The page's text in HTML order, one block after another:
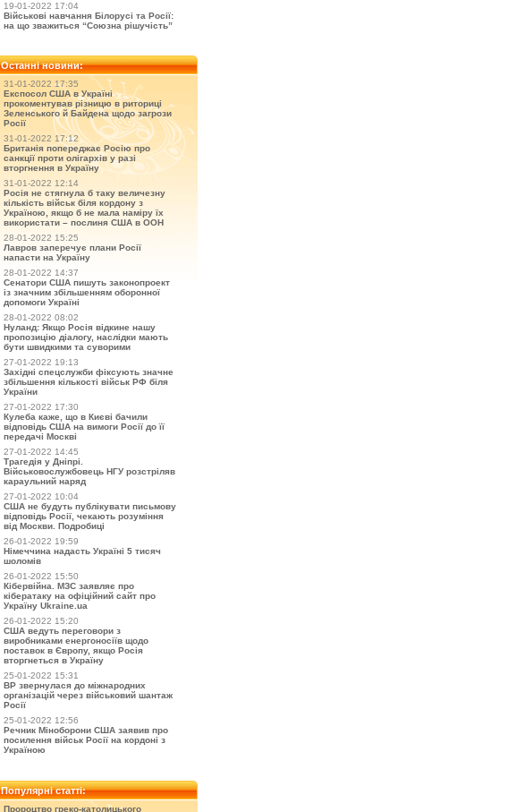
19-01-2022 17:04
Військові навчання Білорусі та Росії:
на що зважиться “Союзна рішучість”
Останні новини:
31-01-2022 17:35
Експосол США в Україні
прокоментував різницю в риториці
Зеленського й Байдена щодо загрози
Росії
31-01-2022 17:12
Британія попереджає Росію про
санкції проти олігархів у разі
вторгнення в Україну
31-01-2022 12:14
Росія не стягнула б таку величезну
кількість військ біля кордону з
Україною, якщо б не мала наміру їх
використати – послиня США в ООН
28-01-2022 15:25
Лавров заперечує плани Росії
напасти на Україну
28-01-2022 14:37
Сенатори США пишуть законопроект
із значним збільшенням оборонної
допомоги Україні
28-01-2022 08:02
Нуланд: Якщо Росія відкине нашу
пропозицію діалогу, наслідки мають
бути швидкими та суворими
27-01-2022 19:13
Західні спецслужби фіксують значне
збільшення кількості військ РФ біля
України
27-01-2022 17:30
Кулеба каже, що в Києві бачили
відповідь США на вимоги Росії до її
передачі Москві
27-01-2022 14:45
Трагедія у Дніпрі.
Військовослужбовець НГУ розстріляв
караульний наряд
27-01-2022 10:04
США не будуть публікувати письмову
відповідь Росії, чекають розуміння
від Москви. Подробиці
26-01-2022 19:59
Німеччина надасть Україні 5 тисяч
шоломів
26-01-2022 15:50
Кібервійна. МЗС заявляє про
кібератаку на офіційний сайт про
Україну Ukraine.ua
26-01-2022 15:20
США ведуть переговори з
виробниками енергоносіїв щодо
поставок в Європу, якщо Росія
вторгнеться в Україну
25-01-2022 15:31
ВР звернулася до міжнародних
організацій через військовий шантаж
Росії
25-01-2022 12:56
Речник Міноборони США заявив про
посилення військ Росії на кордоні з
Україною
Популярні статті:
Пророцтво греко-католицького